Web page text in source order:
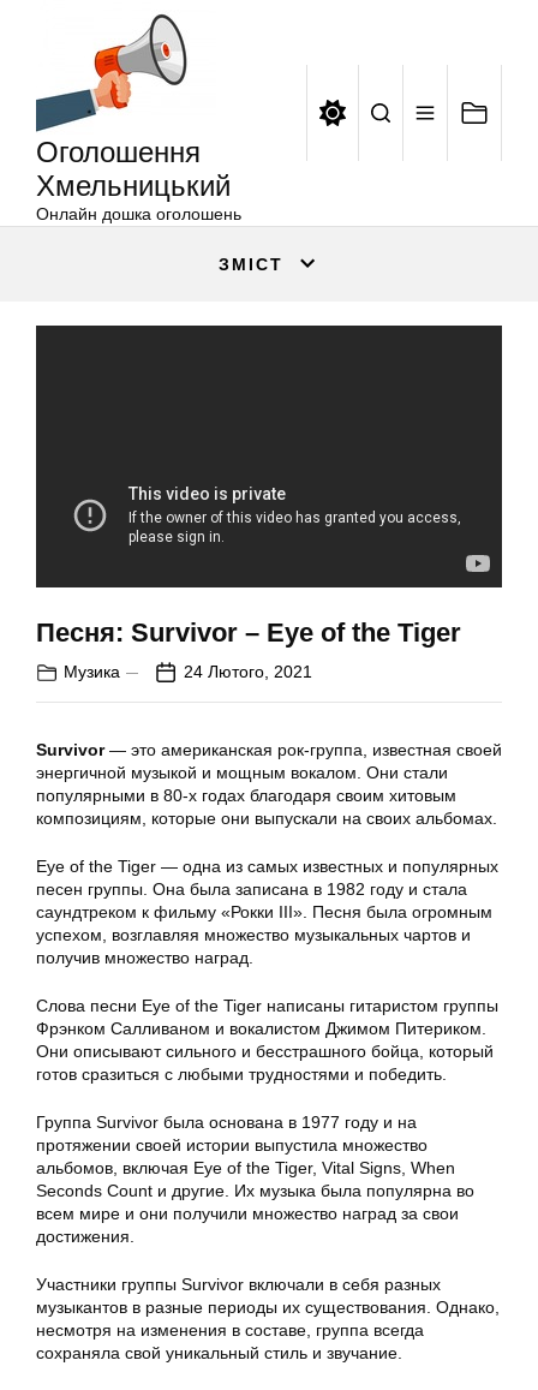
Оголошення
Хмельницький
Онлайн дошка оголошень
ЗМІСТ
Песня: Survivor – Eye of the Tiger
Музика 24 Лютого, 2021
Survivor— это американская рок-группа, известная своей
энергичной музыкой и мощным вокалом. Они стали
популярными в 80-х годах благодаря своим хитовым
композициям, которые они выпускали на своих альбомах.
Eye of the Tiger — одна из самых известных и популярных
песен группы. Она была записана в 1982 году и стала
саундтреком к фильму «Рокки III». Песня была огромным
успехом, возглавляя множество музыкальных чартов и
получив множество наград.
Слова песни Eye of the Tiger написаны гитаристом группы
Фрэнком Салливаном и вокалистом Джимом Питериком.
Они описывают сильного и бесстрашного бойца, который
готов сразиться с любыми трудностями и победить.
Группа Survivor была основана в 1977 году и на
протяжении своей истории выпустила множество
альбомов, включая Eye of the Tiger, Vital Signs, When
Seconds Count и другие. Их музыка была популярна во
всем мире и они получили множество наград за свои
достижения.
Участники группы Survivor включали в себя разных
музыкантов в разные периоды их существования. Однако,
несмотря на изменения в составе, группа всегда
сохраняла свой уникальный стиль и звучание.